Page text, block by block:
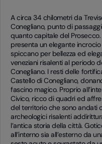
A circa 34 chilometri da
Conegliano, punto di
quanto capitale del
presenta un elegante
spiccano per bellezza ed
veneziani risalenti al periodo
Conegliano. I resti delle
Castello di Conegliano,
fascino magico. Proprio
Civico, ricco di quadri ed
del territorio che sono andati
archeologici risalenti
l’antica storia della città.
all’interno sia all’esterno da